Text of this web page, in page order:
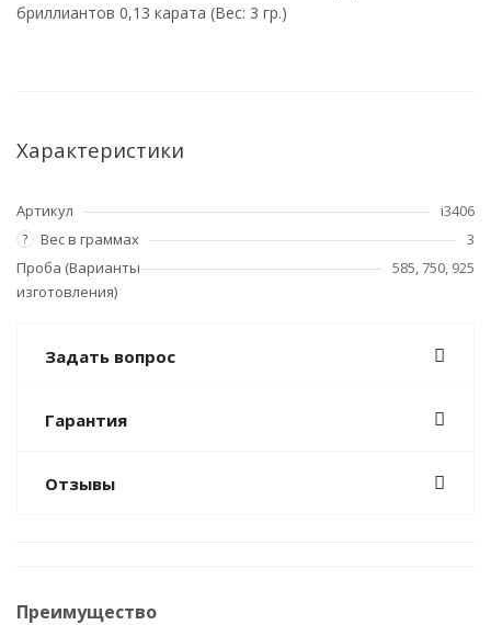
бриллиантов 0,13 карата (Вес: 3 гр.)
Характеристики
Артикул i3406
? Вес в граммах
3
Проба (Варианты
изготовления)
585, 750, 925
Задать вопрос
Гарантия
Отзывы
Преимущество